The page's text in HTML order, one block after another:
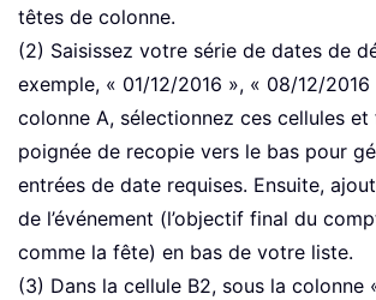
têtes de colonne.
(2) Saisissez votre série de dates de
exemple, « 01/12/2016 », « 08/12/2016
colonne A, sélectionnez ces cellules
poignée de recopie vers le bas pour
entrées de date requises. Ensuite,
de l’événement (l’objectif final du
comme la fête) en bas de votre liste.
(3) Dans la cellule B2, sous la colonne